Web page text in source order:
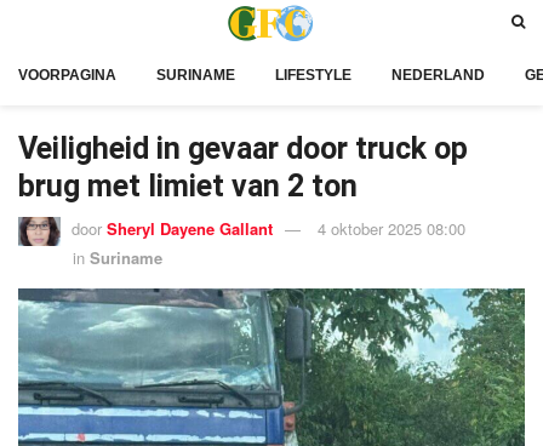
VOORPAGINA SURINAME LIFESTYLE NEDERLAND
Veiligheid in gevaar door truck op
brug met limiet van 2 ton
door Sheryl Dayene Gallant
4 oktober 2025 08:00
in Suriname